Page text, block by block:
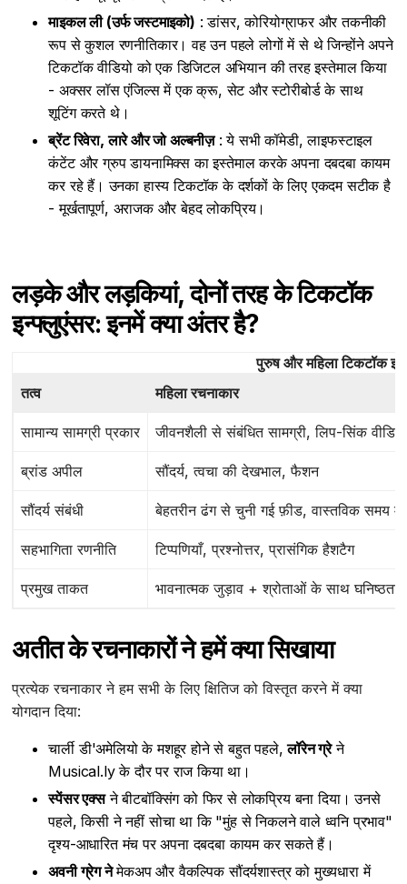
माइकल ली (उर्फ जस्टमाइको) : डांसर, कोरियोग्राफर और तकनीकी
रूप से कुशल रणनीतिकार। वह उन पहले लोगों में से थे जिन्होंने अपने
टिकटॉक वीडियो को एक डिजिटल अभियान की तरह इस्तेमाल किया
- अक्सर लॉस एंजिल्स में एक क्रू, सेट और स्टोरीबोर्ड के साथ
शूटिंग करते थे।
ब्रेंट रिवेरा, लारे और जो अल्बनीज़: ये सभी कॉमेडी, लाइफस्टाइल
कंटेंट और ग्रुप डायनामिक्स का इस्तेमाल करके अपना दबदबा कायम
कर रहे हैं। उनका हास्य टिकटॉक के दर्शकों के लिए एकदम सटीक है
- मूर्खतापूर्ण, अराजक और बेहद लोकप्रिय।
लड़के और लड़कियां, दोनों तरह के टिकटॉक
इन्फ्लुएंसर: इनमें क्या अंतर है?
पुरुष और महिला टिकटॉक
तत्व
महिला रचनाकार
सामान्य सामग्री प्रकार जीवनशैली से संबंधित सामग्री, लिप-सिंक
ब्रांड अपील सौंदर्य, त्वचा की देखभाल, फैशन
सौंदर्य संबंधी बेहतरीन ढंग से चुनी गई फ़ीड, वास्तविक समय
सहभागिता रणनीति टिप्पणियाँ, प्रश्नोत्तर, प्रासंगिक हैशटैग
प्रमुख ताकत भावनात्मक जुड़ाव + श्रोताओं के साथ घनिष्ठता
अतीत के रचनाकारों ने हमें क्या सिखाया
प्रत्येक रचनाकार ने हम सभी के लिए क्षितिज को विस्तृत करने में क्या
योगदान दिया:
चार्ली डी'अमेलियो के मशहूर होने से बहुत पहले,लॉरेन ग्रेने
Musical.ly के दौर पर राज किया था।
स्पेंसर एक्सने बीटबॉक्सिंग को फिर से लोकप्रिय बना दिया। उनसे
पहले, किसी ने नहीं सोचा था कि "मुंह से निकलने वाले ध्वनि प्रभाव"
दृश्य-आधारित मंच पर अपना दबदबा कायम कर सकते हैं।
अवनी ग्रेग नेमेकअप और वैकल्पिक सौंदर्यशास्त्र को मुख्यधारा में